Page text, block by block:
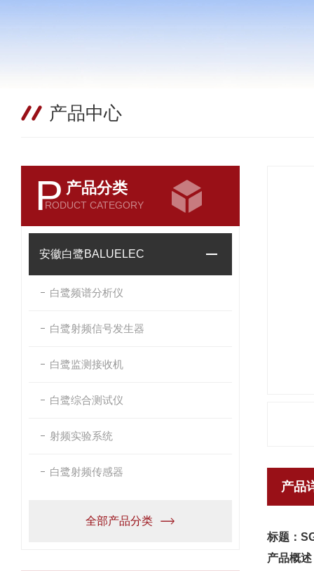
产品中心
P 产品分类
RODUCT CATEGORY
安徽白鹭BALUELEC
白鹭频谱分析仪
白鹭射频信号发生器
白鹭监测接收机
白鹭综合测试仪
射频实验系统
白鹭射频传感器
全部产品分类
产品
标题：
产品概述